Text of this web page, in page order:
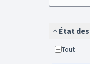
État
Tout